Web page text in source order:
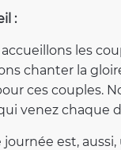
:
les
chanter la
ces couples.
venez chaque
est,